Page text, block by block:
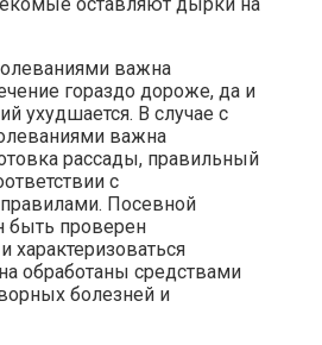
важна
гораздо дороже, да и
ухудшается. В случае с
важна
рассады, правильный
с
Посевной
быть проверен
характеризоваться
обработаны средствами
болезней и